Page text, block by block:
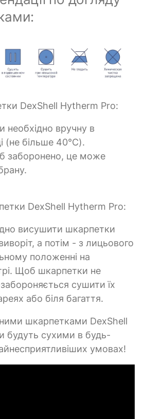
DexShell Hytherm Pro:
необхідно вручну в
(не більше 40°C).
заборонено, це може
DexShell Hytherm Pro:
висушити шкарпетки
а потім - з лицьового
положенні на
Щоб шкарпетки не
сушити їх
або біля багаття.
шкарпетками DexShell
будуть сухими в будь-
умовах!